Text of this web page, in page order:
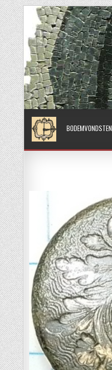
Skip to content
BODEMVONDSTEN